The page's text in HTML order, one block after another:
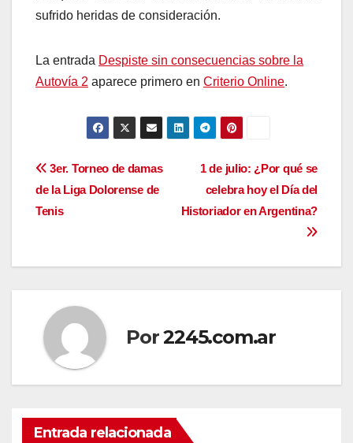
sufrido heridas de consideración.
La entrada Despiste sin consecuencias sobre la
Autovía 2 aparece primero en Criterio Online.
Navegación
de
1 de julio: ¿Por qué se
celebra hoy el Día del
Historiador en Argentina?
3er. Torneo de damas
de la Liga Dolorense de
Tenis
Por2245.com.ar
Entrada relacionada